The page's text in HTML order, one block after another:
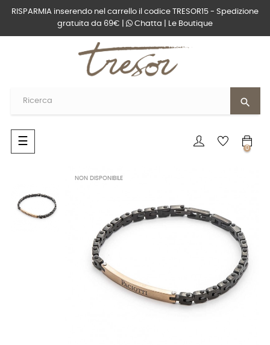
RISPARMIA inserendo nel carrello il codice TRESOR15 - Spedizione
gratuita da 69€ |
Chatta Le Boutique
search
navigazione
Toggle
☰
0
NON DISPONIBILE